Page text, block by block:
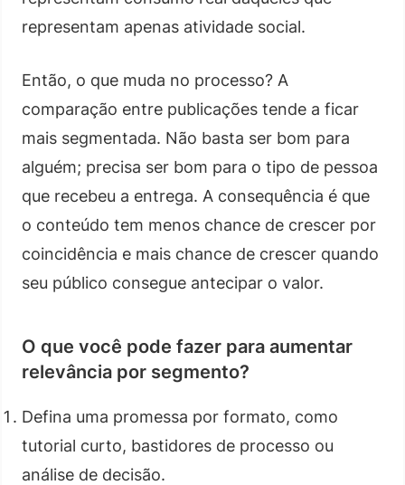
representam apenas atividade social.
Então, o que muda no processo? A
comparação entre publicações tende a ficar
mais segmentada. Não basta ser bom para
alguém; precisa ser bom para o tipo de pessoa
que recebeu a entrega. A consequência é que
o conteúdo tem menos chance de crescer por
coincidência e mais chance de crescer quando
seu público consegue antecipar o valor.
O que você pode fazer para aumentar
relevância por segmento?
Defina uma promessa por formato, como
tutorial curto, bastidores de processo ou
análise de decisão.